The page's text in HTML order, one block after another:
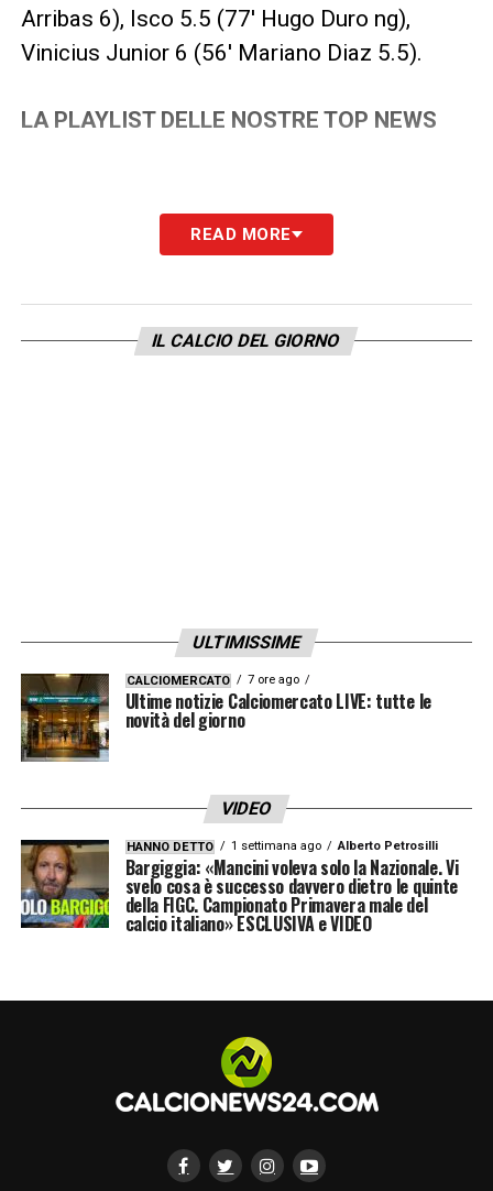
Arribas 6), Isco 5.5 (77′ Hugo Duro ng),
Vinicius Junior 6 (56′ Mariano Diaz 5.5).
LA PLAYLIST DELLE NOSTRE TOP NEWS
READ MORE
IL CALCIO DEL GIORNO
ULTIMISSIME
CALCIOMERCATO 7 ore ago
Ultime notizie Calciomercato LIVE: tutte le
novità del giorno
VIDEO
HANNO DETTO 1 settimana ago Alberto Petrosilli
Bargiggia: «Mancini voleva solo la Nazionale. Vi
svelo cosa è successo davvero dietro le quinte
della FIGC. Campionato Primavera male del
calcio italiano» ESCLUSIVA e VIDEO